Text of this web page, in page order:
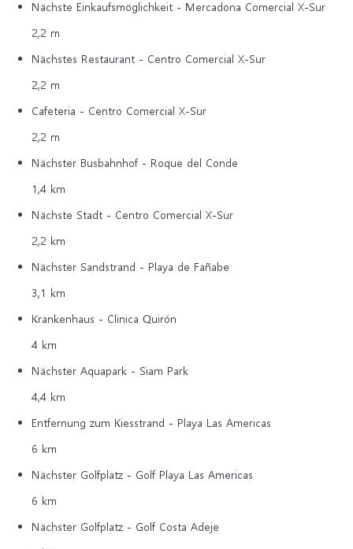
Nächste Einkaufsmöglichkeit - Mercadona Comercial X-Sur
2,2 m
Nächstes Restaurant - Centro Comercial X-Sur
2,2 m
Cafeteria - Centro Comercial X-Sur
2,2 m
Nächster Busbahnhof - Roque del Conde
1,4 km
Nächste Stadt - Centro Comercial X-Sur
2,2 km
Nächster Sandstrand - Playa de Fañabe
3,1 km
Krankenhaus - Clinica Quirón
4 km
Nächster Aquapark - Siam Park
4,4 km
Entfernung zum Kiesstrand - Playa Las Americas
6 km
Nächster Golfplatz - Golf Playa Las Americas
6 km
Nächster Golfplatz - Golf Costa Adeje